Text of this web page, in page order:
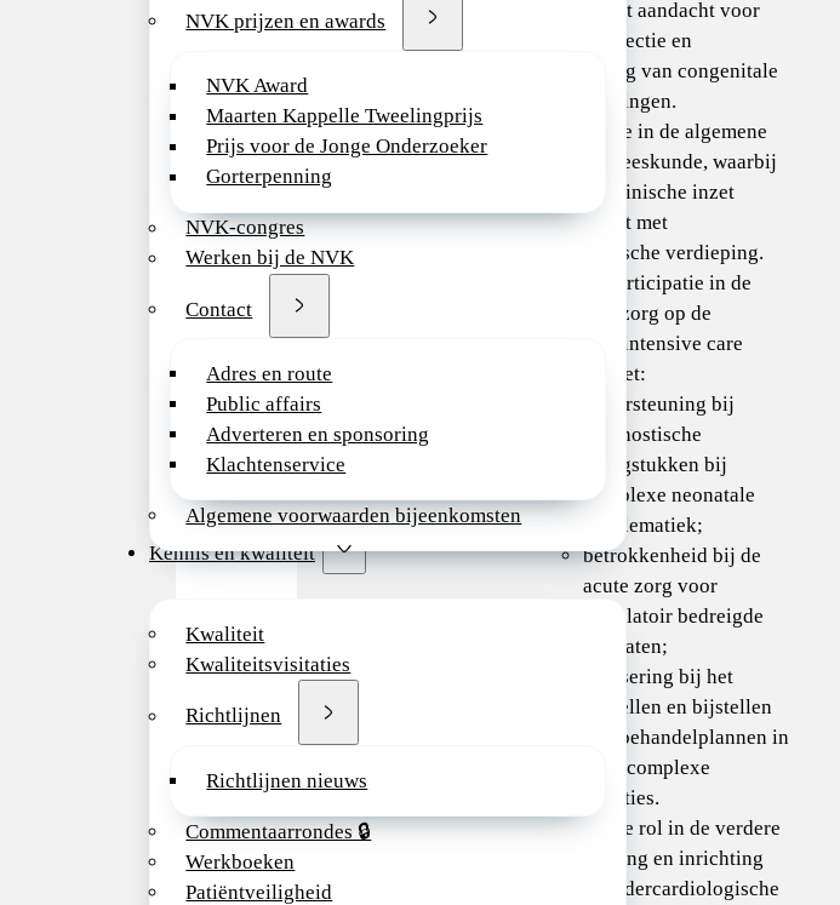
NVK prijzen en awards
NVK Award
Maarten Kappelle Tweelingprijs
Prijs voor de Jonge Onderzoeker
Gorterpenning
NVK-congres
Werken bij de NVK
Contact
Adres en route
Public affairs
Adverteren en sponsoring
Klachtenservice
Algemene voorwaarden bijeenkomsten
Kennis en kwaliteit
Kwaliteit
Kwaliteitsvisitaties
Richtlijnen
Richtlijnen nieuws
Commentaarrondes 🔒
Werkboeken
Patiëntveiligheid
NICU), met aandacht voor
vroege detectie en
begeleiding van congenitale
hartafwijkingen.
Participatie in de algemene
kindergeneeskunde, waarbij
je brede klinische inzet
combineert met
specialistische verdieping.
Actieve participatie in de
derdelijnszorg op de
neonatale intensive care
(NICU), met:
ondersteuning bij
diagnostische
vraagstukken bij
complexe neonatale
problematiek;
betrokkenheid bij de
acute zorg voor
circulatoir bedreigde
neonaten;
advisering bij het
opstellen en bijstellen
van behandelplannen in
hoogcomplexe
situaties.
Een actieve rol in de verdere
ontwikkeling en inrichting
van de kindercardiologische